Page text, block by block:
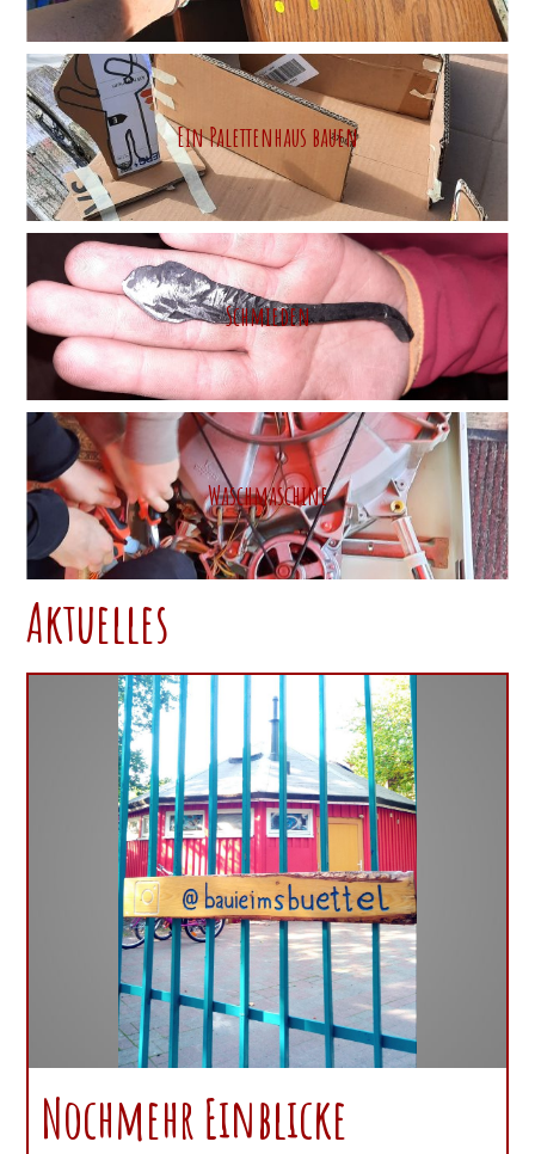
Ein Palettenhaus bauen
Schmieden
Waschmaschine
Aktuelles
Nochmehr Einblicke